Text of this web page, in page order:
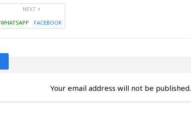
NEXT
WHATSAPP
FACEBOOK
Your email address will not be published.